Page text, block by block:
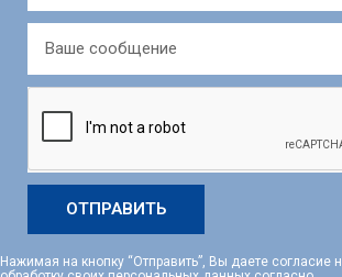
ОТПРАВИТЬ
Нажимая на кнопку “Отправить”, Вы даете согласие